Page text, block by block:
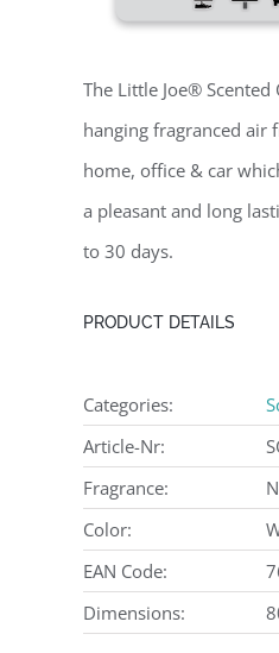
The Little Joe® Scented
hanging fragranced air
home, office & car
a pleasant and long
to 30 days.
PRODUCT DETAILS
Categories:
Article-Nr:
Fragrance:
Color:
EAN Code:
Dimensions: